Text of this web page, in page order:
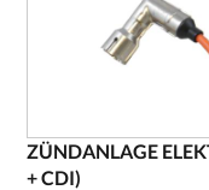
ZÜNDANLAGE
+ CDI)